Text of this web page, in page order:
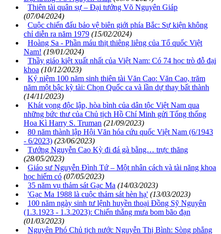
Thiên tài quân sự – Đại tướng Võ Nguyên Giáp
(07/04/2024)
Cuộc chiến đấu bảo vệ biên giới phía Bắc: Sự kiện không
chỉ diễn ra năm 1979 (15/02/2024)
Hoàng Sa - Phần máu thịt thiêng liêng của Tổ quốc Việt
Nam! (19/01/2024)
Thầy giáo kiệt xuất nhất của Việt Nam: Có 74 học trò đỗ đại
khoa (10/12/2023)
Kỷ niệm 100 năm sinh thiên tài Văn Cao: Văn Cao, trăm
năm một bậc kỳ tài: Chọn Quốc ca và lần dự thay bất thành
(14/11/2023)
Khát vọng độc lập, hòa bình của dân tộc Việt Nam qua
những bức thư của Chủ tịch Hồ Chí Minh gửi Tổng thống
Hoa Kì Harry S. Truman (21/09/2023)
80 năm thành lập Hội Văn hóa cứu quốc Việt Nam (6/1943
- 6/2023) (23/06/2023)
Tướng Nguyễn Cao Kỳ đi đá gà bằng… trực thăng
(28/05/2023)
Giáo sư Nguyễn Đình Tứ – Một nhân cách và tài năng khoa
học hiếm có (07/05/2023)
35 năm vụ thảm sát Gạc Ma (14/03/2023)
'Gạc Ma 1988 là cuộc thảm sát hèn hạ' (13/03/2023)
100 năm ngày sinh tư lệnh huyền thoại Đồng Sỹ Nguyên
(1.3.1923 - 1.3.2023): Chiến thắng mưa bom bão đạn
(01/03/2023)
Nguyên Phó Chủ tịch nước Nguyễn Thị Bình: Sòng phẳng